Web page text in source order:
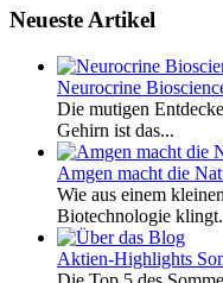
Neueste Artikel
Neurocrine
Die mutigen
Gehirn ist das...
Amgen macht die
Wie aus einem
Biotechnologie
Aktien-Highlights